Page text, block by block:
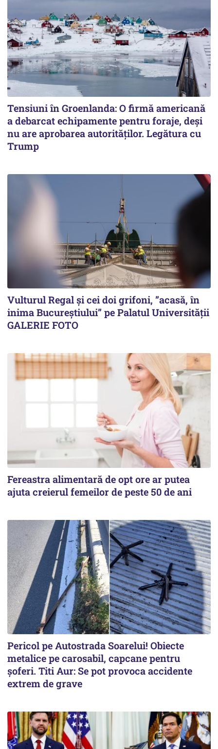
Tensiuni în Groenlanda: O firmă americană
a debarcat echipamente pentru foraje, deși
nu are aprobarea autorităților. Legătura cu
Trump
Vulturul Regal și cei doi grifoni, ”acasă, în
inima Bucureștiului” pe Palatul Universității
GALERIE FOTO
Fereastra alimentară de opt ore ar putea
ajuta creierul femeilor de peste 50 de ani
Pericol pe Autostrada Soarelui! Obiecte
metalice pe carosabil, capcane pentru
șoferi. Titi Aur: Se pot provoca accidente
extrem de grave